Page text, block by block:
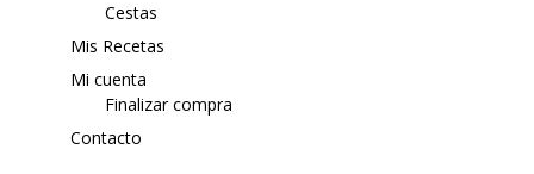
Cestas
Mis Recetas
Mi cuenta
Finalizar compra
Contacto